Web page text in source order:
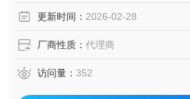
牢固性外壳部仕样的是不锈钢管
更新时间： 2026-02-28
厂商性质： 代理商
访问量： 352